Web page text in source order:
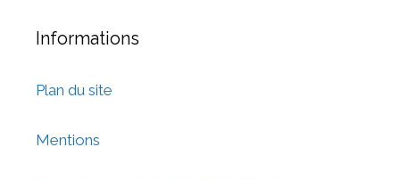
Informations
Plan du site
Mentions